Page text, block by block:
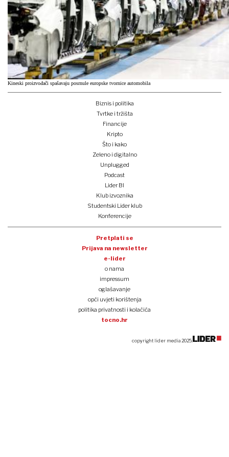
Kineski proizvođači spašavaju posrnule europske tvornice automobila
Biznis i politika
Tvrtke i tržišta
Financije
Kripto
Što i kako
Zeleno i digitalno
Unplugged
Podcast
Lider BI
Klub izvoznika
Studentski Lider klub
Konferencije
Pretplati se
Prijava na newsletter
e-lider
o nama
impressum
oglašavanje
opći uvjeti korištenja
politika privatnosti i kolačića
tocno.hr
copyright lider media 2025.